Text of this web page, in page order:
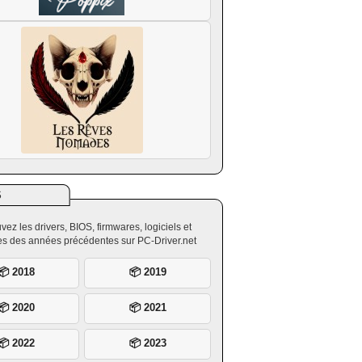
les drivers, BIOS, firmwares, logiciels et
des années précédentes sur PC-Driver.net
2018 📦 2019
2020 📦 2021
2022 📦 2023